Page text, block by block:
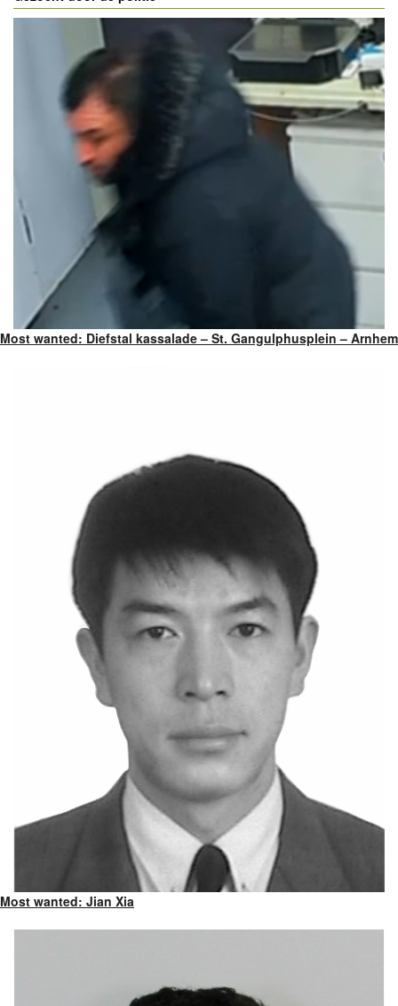
Most wanted: Diefstal kassalade – St. Gangulphusplein – Arnhem
Most wanted: Jian Xia